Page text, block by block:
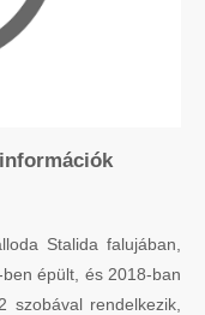
Stalida falujában,
épült, és 2018-ban
szobával rendelkezik,